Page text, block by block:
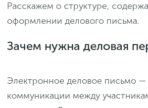
Расскажем о структуре,
оформлении делового письма.
Зачем нужна деловая
Электронное деловое письмо
коммуникации между